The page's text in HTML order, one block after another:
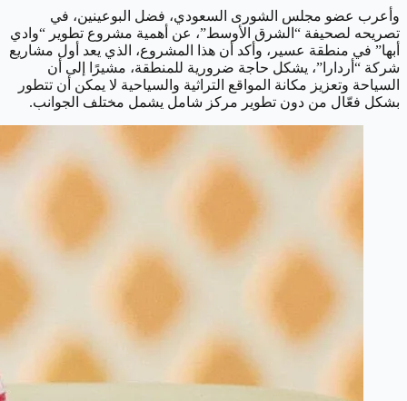
وأعرب عضو مجلس الشورى السعودي، فضل البوعينين، في
تصريحه لصحيفة “الشرق الأوسط”، عن أهمية مشروع تطوير “وادي
أبها” في منطقة عسير، وأكد أن هذا المشروع، الذي يعد أول مشاريع
شركة “أردارا”، يشكل حاجة ضرورية للمنطقة، مشيرًا إلى أن
السياحة وتعزيز مكانة المواقع التراثية والسياحية لا يمكن أن تتطور
بشكل فعّال من دون تطوير مركز شامل يشمل مختلف الجوانب.